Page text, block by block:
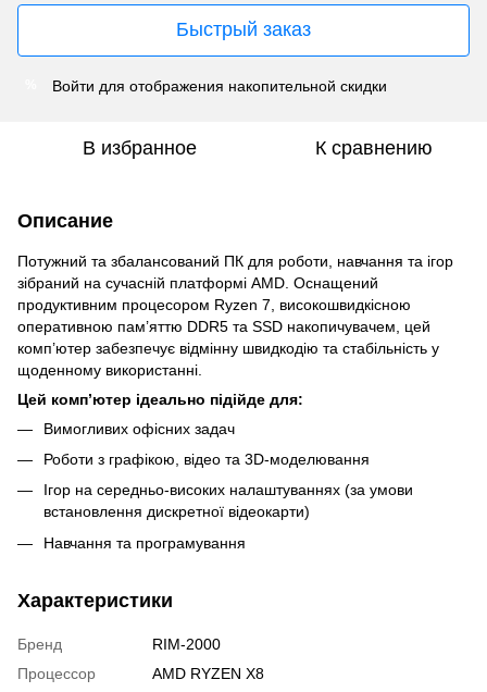
Быстрый заказ
Войти для отображения накопительной скидки
В избранное К сравнению
Описание
Потужний та збалансований ПК для роботи, навчання та ігор
зібраний на сучасній платформі AMD. Оснащений
продуктивним процесором Ryzen 7, високошвидкісною
оперативною пам’яттю DDR5 та SSD накопичувачем, цей
комп’ютер забезпечує відмінну швидкодію та стабільність у
щоденному використанні.
Цей комп’ютер ідеально підійде для:
Вимогливих офісних задач
Роботи з графікою, відео та 3D-моделювання
Ігор на середньо-високих налаштуваннях (за умови
встановлення дискретної відеокарти)
Навчання та програмування
Характеристики
Бренд
RIM-2000
Процессор
AMD RYZEN X8